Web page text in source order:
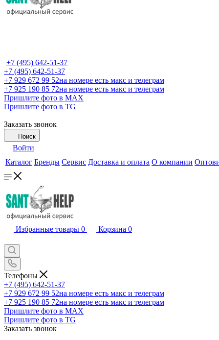
+7 (495) 642-51-37
+7 (495) 642-51-37
+7 929 672 99 52на номере есть макс и телеграм
+7 925 190 85 72на номере есть макс и телеграм
Пришлите фото в MAX
Пришлите фото в TG
Заказать звонок
Поиск
Войти
Каталог Бренды Сервис Доставка и оплата О компании
Избранные товары 0 Корзина 0
Телефоны
+7 (495) 642-51-37
+7 929 672 99 52на номере есть макс и телеграм
+7 925 190 85 72на номере есть макс и телеграм
Пришлите фото в MAX
Пришлите фото в TG
Заказать звонок